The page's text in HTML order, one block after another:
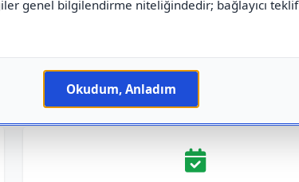
genel bilgilendirme niteliğindedir; bağlayıcı teklif
Okudum, Anladım